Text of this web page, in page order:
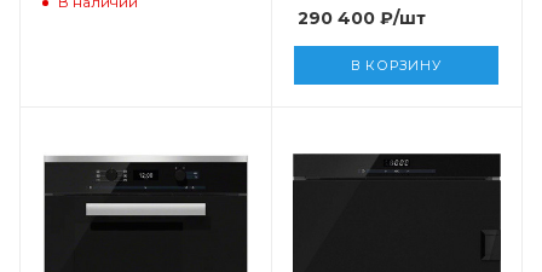
290 400₽/шт
В КОРЗИНУ